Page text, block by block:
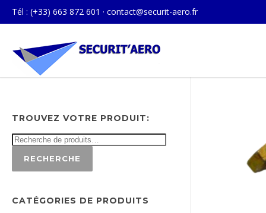
Tél : (+33) 663 872 601 · contact@securit-aero.fr
TROUVEZ VOTRE PRODUIT:
RECHERCHE
CATÉGORIES DE PRODUITS